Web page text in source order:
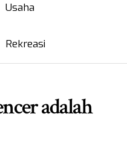
Usaha
Rekreasi
adalah